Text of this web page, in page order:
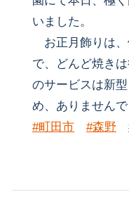
いました。
お正月飾りは、
で、どんど焼き
のサービスは新
め、ありませんで
#町田市
#森野